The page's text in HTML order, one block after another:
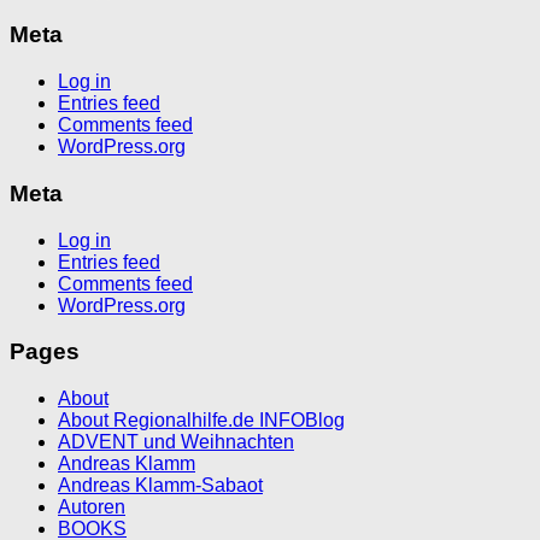
Meta
Log in
Entries feed
Comments feed
WordPress.org
Meta
Log in
Entries feed
Comments feed
WordPress.org
Pages
About
About Regionalhilfe.de INFOBlog
ADVENT und Weihnachten
Andreas Klamm
Andreas Klamm-Sabaot
Autoren
BOOKS